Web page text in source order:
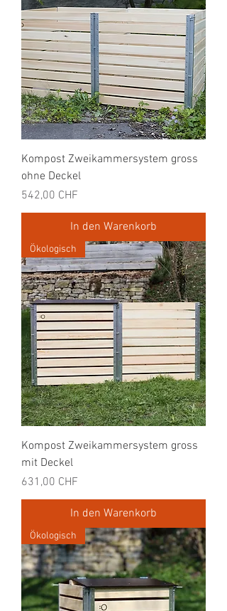
Kompost Zweikammersystem gross
ohne Deckel
Preis
542,00 CHF
In den Warenkorb
Ökologisch
Kompost Zweikammersystem gross
mit Deckel
Preis
631,00 CHF
In den Warenkorb
Ökologisch